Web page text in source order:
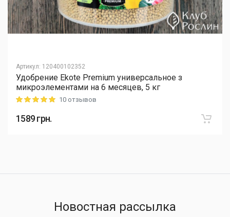
Артикул: 120400102352
Удобрение Ekote Premium универсальное з
микроэлементами на 6 месяцев, 5 кг
Rating: 5 out of 510 отзывов
1589грн.
Новостная рассылка